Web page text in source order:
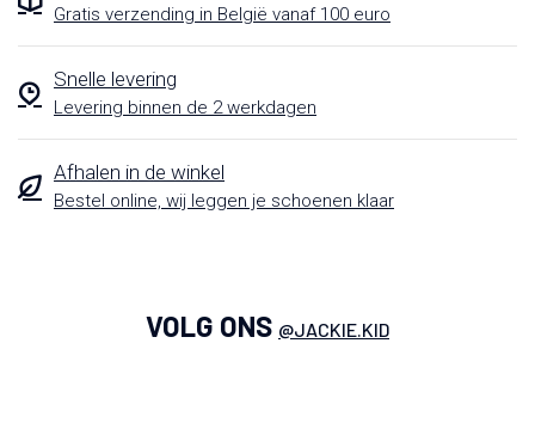
Gratis verzending in België vanaf 100 euro
Snelle levering
Levering binnen de 2 werkdagen
Afhalen in de winkel
Bestel online, wij leggen je schoenen klaar
VOLG ONS @JACKIE.KID